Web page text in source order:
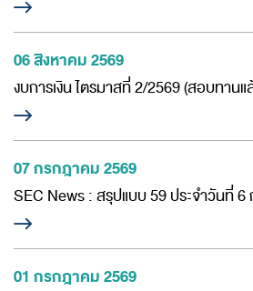
06 สิงหาคม 2569
งบการเงิน ไตรมาสที่ 2/2569 (สอบทานแ
07 กรกฎาคม 2569
SEC News : สรุปแบบ 59 ประจำวันที่
01 กรกฎาคม 2569